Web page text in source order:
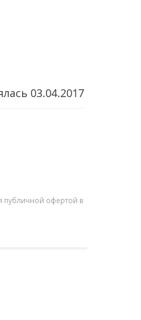
03.04.2017
публичной офертой в